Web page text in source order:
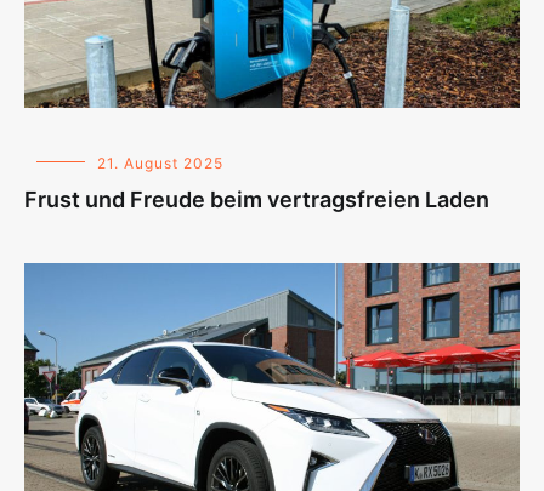
21. August 2025
Frust und Freude beim vertragsfreien Laden